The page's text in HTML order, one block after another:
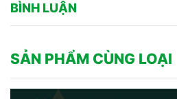
BÌNH LUẬN
SẢN PHẨM CÙNG LOẠI